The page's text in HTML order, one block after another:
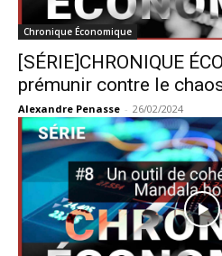
Chronique Économique
[SÉRIE]CHRONIQUE
prémunir contre le
Alexandre Penasse - 26/02/2024